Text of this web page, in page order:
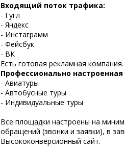
Входящий поток трафика:
- Гугл
- Яндекс
- Инстаграмм
- Фейсбук
- ВК
Есть готовая рекламная компания.
Профессионально
- Авиатуры
- Автобусные туры
- Индивидуальные туры
Все площадки настроены на
обращений (звонки и заявки), в
Высококонверсионный сайт.